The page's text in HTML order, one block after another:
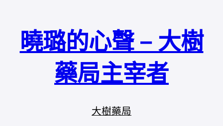
曉璐的心聲 – 大樹
藥局主宰者
大樹藥局